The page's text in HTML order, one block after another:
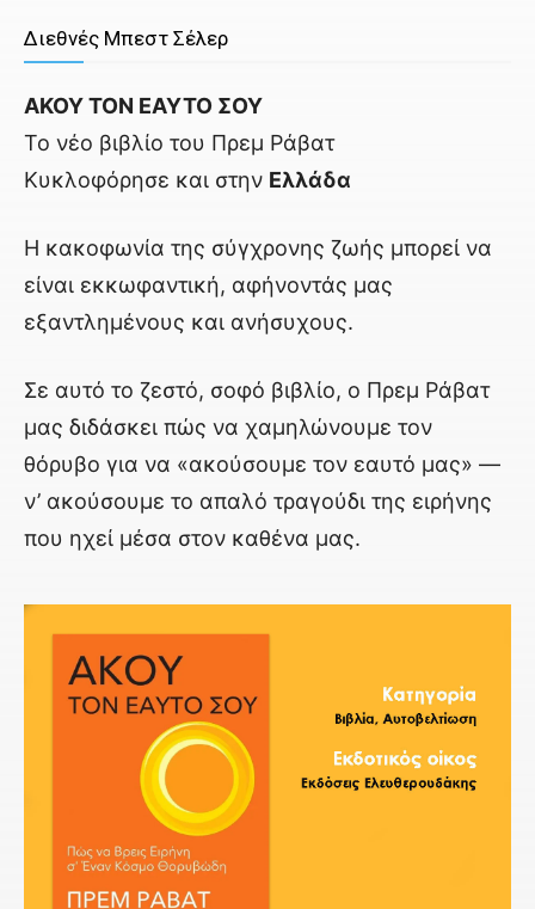
Διεθνές Μπεστ Σέλερ
ΑΚΟΥ ΤΟΝ ΕΑΥΤΟ ΣΟΥ
Το νέο βιβλίο του Πρεμ Ράβατ
Κυκλοφόρησε και στην Ελλάδα
Η κακοφωνία της σύγχρονης ζωής μπορεί να
είναι εκκωφαντική, αφήνοντάς μας
εξαντλημένους και ανήσυχους.
Σε αυτό το ζεστό, σοφό βιβλίο, ο Πρεμ Ράβατ
μας διδάσκει πώς να χαμηλώνουμε τον
θόρυβο για να «ακούσουμε τον εαυτό μας» —
ν’ ακούσουμε το απαλό τραγούδι της ειρήνης
που ηχεί μέσα στον καθένα μας.